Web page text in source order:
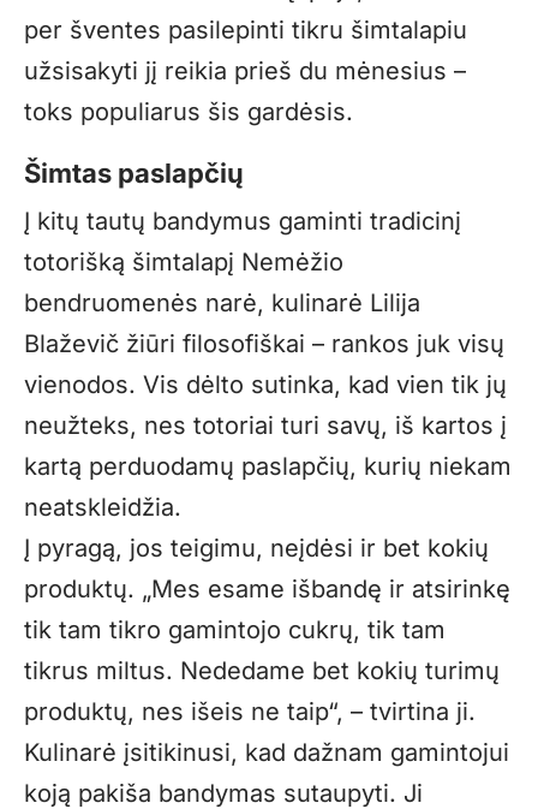
per šventes pasilepinti tikru šimtalapiu
užsisakyti jį reikia prieš du mėnesius –
toks populiarus šis gardėsis.
Šimtas paslapčių
Į kitų tautų bandymus gaminti tradicinį
totorišką šimtalapį Nemėžio
bendruomenės narė, kulinarė Lilija
Blaževič žiūri filosofiškai – rankos juk visų
vienodos. Vis dėlto sutinka, kad vien tik jų
neužteks, nes totoriai turi savų, iš kartos į
kartą perduodamų paslapčių, kurių niekam
neatskleidžia.
Į pyragą, jos teigimu, neįdėsi ir bet kokių
produktų. „Mes esame išbandę ir atsirinkę
tik tam tikro gamintojo cukrų, tik tam
tikrus miltus. Nededame bet kokių turimų
produktų, nes išeis ne taip“, – tvirtina ji.
Kulinarė įsitikinusi, kad dažnam gamintojui
koją pakiša bandymas sutaupyti. Ji